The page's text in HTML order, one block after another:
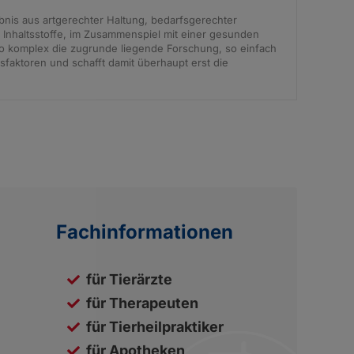
aus artgerechter Haltung, bedarfsgerechter
im Zusammenspiel mit einer gesunden
die zugrunde liegende Forschung, so einfach
und schafft damit überhaupt erst die
Fachinformationen
für Tierärzte
für Therapeuten
für Tierheilpraktiker
für Apotheken